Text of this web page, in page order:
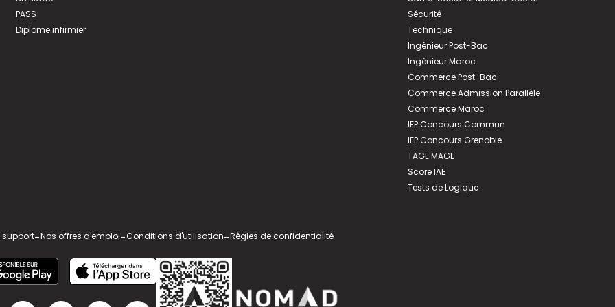
PASS
Diplome infirmier
Sécurité
Technique
Ingénieur Post-Bac
Ingénieur Maroc
Commerce Post-Bac
Commerce Admission Parallèle
Commerce Maroc
IEP Concours Commun
IEP Concours Grenoble
TAGE MAGE
Score IAE
Tests de Logique
support-Nos offres d'emploi-Conditions d'utilisation-Règles de confidentialité